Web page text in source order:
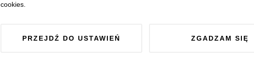
cookies.
PRZEJDŹ DO USTAWIEŃ ZGADZAM SIĘ